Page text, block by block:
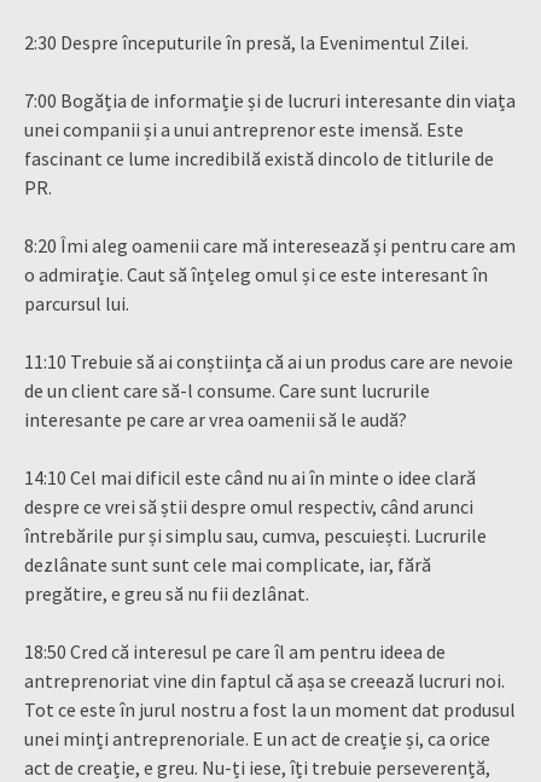
2:30 Despre începuturile în presă, la Evenimentul Zilei.
7:00 Bogăția de informație și de lucruri interesante din viața
unei companii și a unui antreprenor este imensă. Este
fascinant ce lume incredibilă există dincolo de titlurile de
PR.
8:20 Îmi aleg oamenii care mă interesează și pentru care am
o admirație. Caut să înțeleg omul și ce este interesant în
parcursul lui.
11:10 Trebuie să ai conștiința că ai un produs care are nevoie
de un client care să-l consume. Care sunt lucrurile
interesante pe care ar vrea oamenii să le audă?
14:10 Cel mai dificil este când nu ai în minte o idee clară
despre ce vrei să știi despre omul respectiv, când arunci
întrebările pur și simplu sau, cumva, pescuiești. Lucrurile
dezlânate sunt sunt cele mai complicate, iar, fără
pregătire, e greu să nu fii dezlânat.
18:50 Cred că interesul pe care îl am pentru ideea de
antreprenoriat vine din faptul că așa se creează lucruri noi.
Tot ce este în jurul nostru a fost la un moment dat produsul
unei minți antreprenoriale. E un act de creație și, ca orice
act de creație, e greu. Nu-ți iese, îți trebuie perseverență,